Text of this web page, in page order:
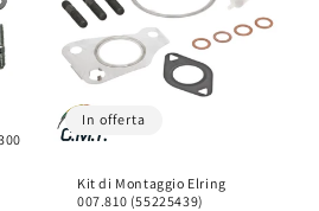
In offerta
Kit di Montaggio Elring
007.810 (55225439)